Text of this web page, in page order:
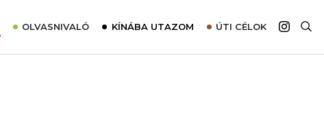
OLVASNIVALÓ KÍNÁBA UTAZOM ÚTI CÉLOK